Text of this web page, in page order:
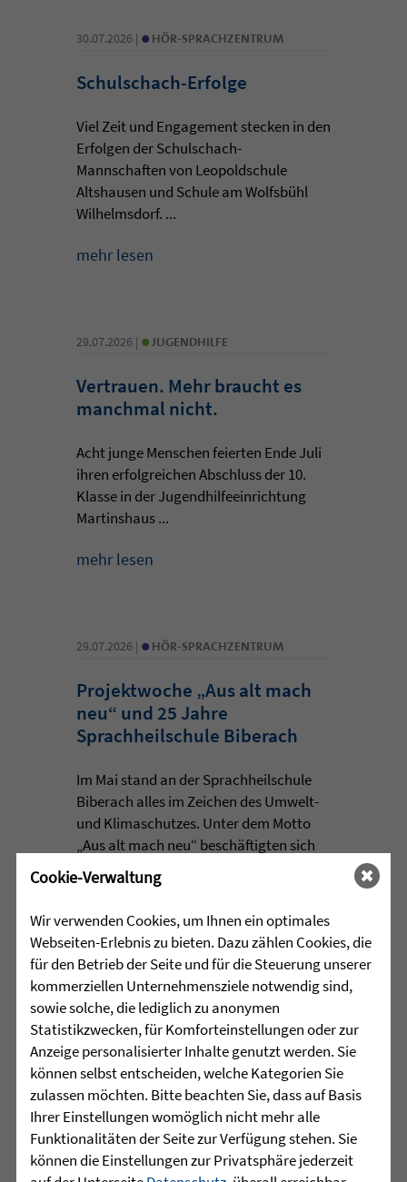
30.07.2026 | • HÖR-SPRACHZENTRUM
Schulschach-Erfolge
Viel Zeit und Engagement stecken in den
Erfolgen der Schulschach-
Mannschaften von Leopoldschule
Altshausen und Schule am Wolfsbühl
Wilhelmsdorf. ...
mehr lesen
29.07.2026 | • JUGENDHILFE
Vertrauen. Mehr braucht es
manchmal nicht.
Acht junge Menschen feierten Ende Juli
ihren erfolgreichen Abschluss der 10.
Klasse in der Jugendhilfeeinrichtung
Martinshaus ...
mehr lesen
29.07.2026 | • HÖR-SPRACHZENTRUM
Projektwoche „Aus alt mach
neu“ und 25 Jahre
Sprachheilschule Biberach
Im Mai stand an der Sprachheilschule
Biberach alles im Zeichen des Umwelt-
und Klimaschutzes. Unter dem Motto
„Aus alt mach neu“ beschäftigten sich
die Schülerinnen und Schüler im
Rahmen einer Projektwoche intensiv
mit den Themen Müllvermeidung, ...
mehr lesen
29.07.2026 |•HÖR-SPRACHZENTRUM
Mutmurmeln und
Rechenmäuse - auf geht´s in
die Schulzeit
Am Mittwoch, 27.07.26 verabschiedete
Cookie-Verwaltung
Wir verwenden Cookies, um Ihnen ein optimales
Webseiten-Erlebnis zu bieten. Dazu zählen Cookies, die
für den Betrieb der Seite und für die Steuerung unserer
kommerziellen Unternehmensziele notwendig sind,
sowie solche, die lediglich zu anonymen
Statistikzwecken, für Komforteinstellungen oder zur
Anzeige personalisierter Inhalte genutzt werden. Sie
können selbst entscheiden, welche Kategorien Sie
zulassen möchten. Bitte beachten Sie, dass auf Basis
Ihrer Einstellungen womöglich nicht mehr alle
Funktionalitäten der Seite zur Verfügung stehen. Sie
können die Einstellungen zur Privatsphäre jederzeit